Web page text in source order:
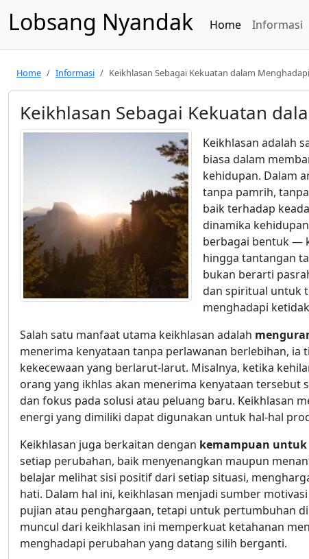
Lobsang Nyandak Home Informasi
Home Informasi Keikhlasan Sebagai Kekuatan dalam
Keikhlasan Sebagai Kekuatan
Keikhlasan adalah
biasa dalam
kehidupan. Dalam
tanpa pamrih,
baik terhadap
dinamika
berbagai bentuk —
hingga tantangan
bukan berarti
dan spiritual untuk
menghadapi
Salah satu manfaat utama keikhlasan adalah
menerima kenyataan tanpa perlawanan berlebihan, ia
kekecewaan yang berlarut-larut. Misalnya, ketika
orang yang ikhlas akan menerima kenyataan
dan fokus pada solusi atau peluang baru. Keikhlasan
energi yang dimiliki dapat digunakan untuk hal-hal
Keikhlasan juga berkaitan dengan kemampuan
setiap perubahan, baik menyenangkan maupun
belajar melihat sisi positif dari setiap situasi,
hati. Dalam hal ini, keikhlasan menjadi sumber
pujian atau penghargaan, tetapi untuk pertumbuhan
muncul dari keikhlasan ini memperkuat ketahanan
menghadapi perubahan yang datang silih berganti.